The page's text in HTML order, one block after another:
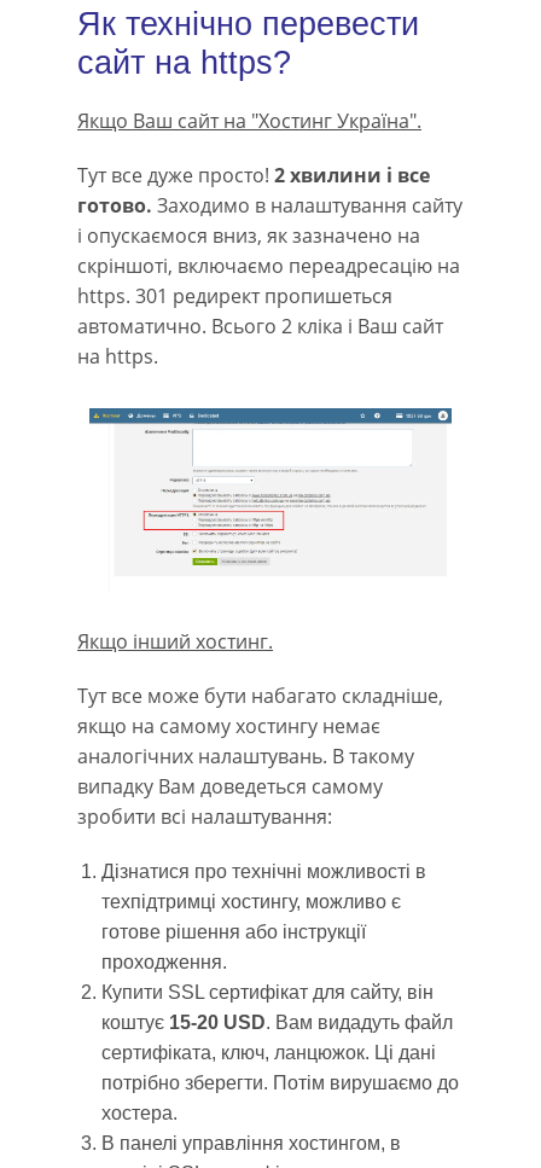
Як технічно перевести
сайт на https?
Якщо Ваш сайт на "Хостинг Україна".
Тут все дуже просто! 2 хвилини і все
готово. Заходимо в налаштування сайту
і опускаємося вниз, як зазначено на
скріншоті, включаємо переадресацію на
https. 301 редирект пропишеться
автоматично. Всього 2 кліка і Ваш сайт
на https.
Якщо інший хостинг.
Тут все може бути набагато складніше,
якщо на самому хостингу немає
аналогічних налаштувань. В такому
випадку Вам доведеться самому
зробити всі налаштування:
Дізнатися про технічні можливості в
техпідтримці хостингу, можливо є
готове рішення або інструкції
проходження.
Купити SSL сертифікат для сайту, він
коштує 15-20 USD. Вам видадуть файл
сертифіката, ключ, ланцюжок. Ці дані
потрібно зберегти. Потім вирушаємо до
хостера.
В панелі управління хостингом, в